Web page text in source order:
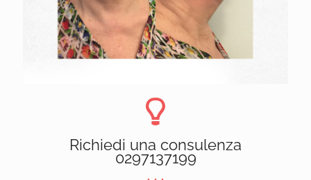
Richiedi una consulenza
0297137199